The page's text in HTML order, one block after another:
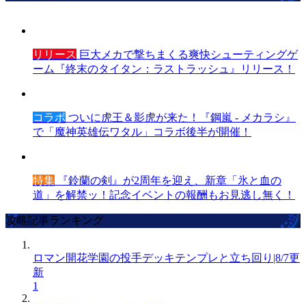
リリース 巨大メカで撃ちまくる爽快シューティングゲ
ーム『終末のタイタン：ラストラッシュ』リリース！
コラボ ついに虎王＆影虎が来た！『鋼嵐 - メカラシ』
で「魔神英雄伝ワタル」コラボ後半が開催！
特集 『鈴蘭の剣』が2周年を迎え、新章「氷と血の
道」を解禁ッ！記念イベントの報酬もお見逃し無く！
攻略記事ランキング
ロマン開花学園の投手デッキテンプレと立ち回り|8/7更
新
1